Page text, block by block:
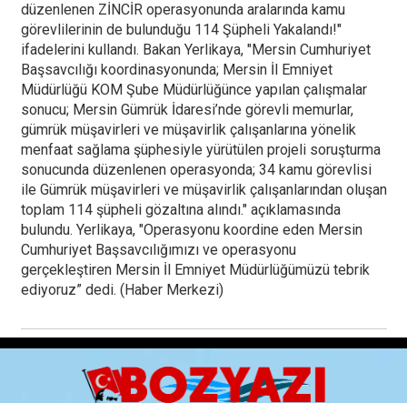
düzenlenen ZİNCİR operasyonunda aralarında kamu
görevlilerinin de bulunduğu 114 Şüpheli Yakalandı!"
ifadelerini kullandı. Bakan Yerlikaya, "Mersin Cumhuriyet
Başsavcılığı koordinasyonunda; Mersin İl Emniyet
Müdürlüğü KOM Şube Müdürlüğünce yapılan çalışmalar
sonucu; Mersin Gümrük İdaresi’nde görevli memurlar,
gümrük müşavirleri ve müşavirlik çalışanlarına yönelik
menfaat sağlama şüphesiyle yürütülen projeli soruşturma
sonucunda düzenlenen operasyonda; 34 kamu görevlisi
ile Gümrük müşavirleri ve müşavirlik çalışanlarından oluşan
toplam 114 şüpheli gözaltına alındı." açıklamasında
bulundu. Yerlikaya, "Operasyonu koordine eden Mersin
Cumhuriyet Başsavcılığımızı ve operasyonu
gerçekleştiren Mersin İl Emniyet Müdürlüğümüzü tebrik
ediyoruz” dedi. (Haber Merkezi)